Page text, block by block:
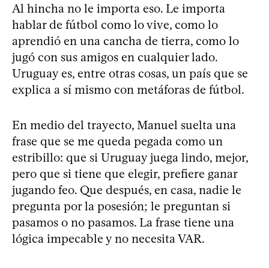
Al hincha no le importa eso. Le importa
hablar de fútbol como lo vive, como lo
aprendió en una cancha de tierra, como lo
jugó con sus amigos en cualquier lado.
Uruguay es, entre otras cosas, un país que se
explica a sí mismo con metáforas de fútbol.
En medio del trayecto, Manuel suelta una
frase que se me queda pegada como un
estribillo: que si Uruguay juega lindo, mejor,
pero que si tiene que elegir, prefiere ganar
jugando feo. Que después, en casa, nadie le
pregunta por la posesión; le preguntan si
pasamos o no pasamos. La frase tiene una
lógica impecable y no necesita VAR.